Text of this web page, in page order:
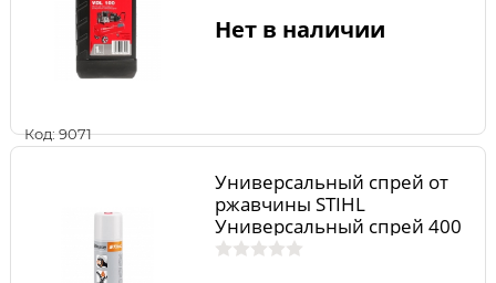
Код: 9071
Нет в наличии
Универсальный спрей от
ржавчины STIHL
Универсальный спрей 400
мл